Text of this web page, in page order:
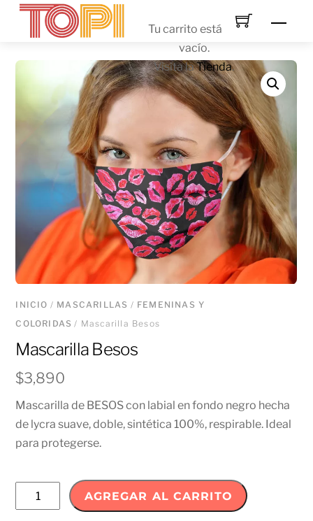
Skip
Tu carrito está
vacío.
Visita laTienda.
INICIO / MASCARILLAS / FEMENINAS Y
COLORIDAS / Mascarilla Besos
Mascarilla Besos
$3,890
Mascarilla de BESOS con labial en fondo negro hecha
de lycra suave, doble, sintética 100%, respirable. Ideal
para protegerse.
Mascarilla
Besos
AGREGAR AL CARRITO